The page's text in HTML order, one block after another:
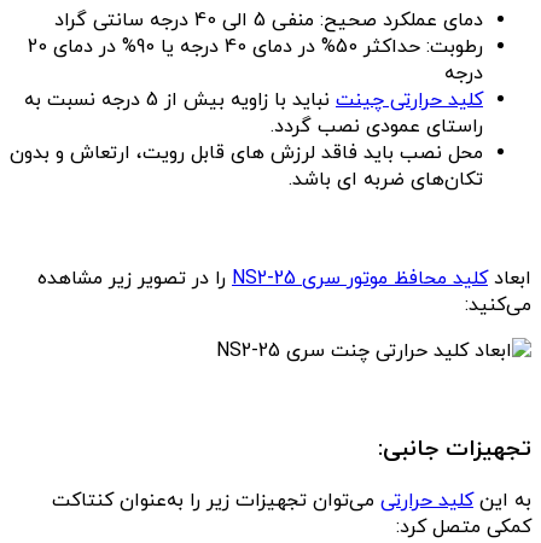
دمای عملکرد صحیح: منفی 5 الی 40 درجه سانتی گراد
رطوبت: حداکثر 50% در دمای 40 درجه یا 90% در دمای 20
درجه
کلید حرارتی چینت
نباید با زاویه بیش از 5 درجه نسبت به
راستای عمودی نصب گردد.
محل نصب باید فاقد لرزش های قابل رویت، ارتعاش و بدون
تکان‌های ضربه ای باشد.
ابعادکلید محافظ موتور سری NS2-25
را در تصویر زیر مشاهده
می‌کنید:
تجهیزات جانبی:
به اینکلید حرارتی می‌توان تجهیزات زیر را به‌عنوان کنتاکت
کمکی متصل کرد: